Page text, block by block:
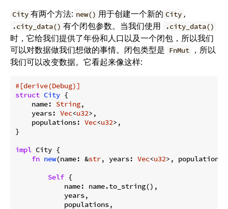
City 有两个方法: new() 用于创建一个新的 City ,
.city_data() 有个闭包参数。当我们使用 .city_data()
时，它给我们提供了年份和人口以及一个闭包，所以我们
可以对数据做我们想做的事情。闭包类型是 FnMut
，所以
我们可以改变数据。它看起来像这样:
#[derive(Debug)]
struct City {
    name:
String,
    years:
Vec<u32>,
    populations:
Vec<u32>,
}
impl City {
fn new(name: &str, years: Vec<u32>,
Self {
            name: name.to_string(),
            years,
            populations,